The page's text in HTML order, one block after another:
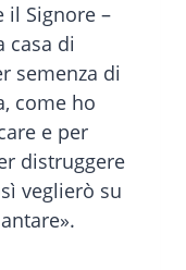
il Signore –
casa di
semenza di
come ho
e per
distruggere
veglierò su